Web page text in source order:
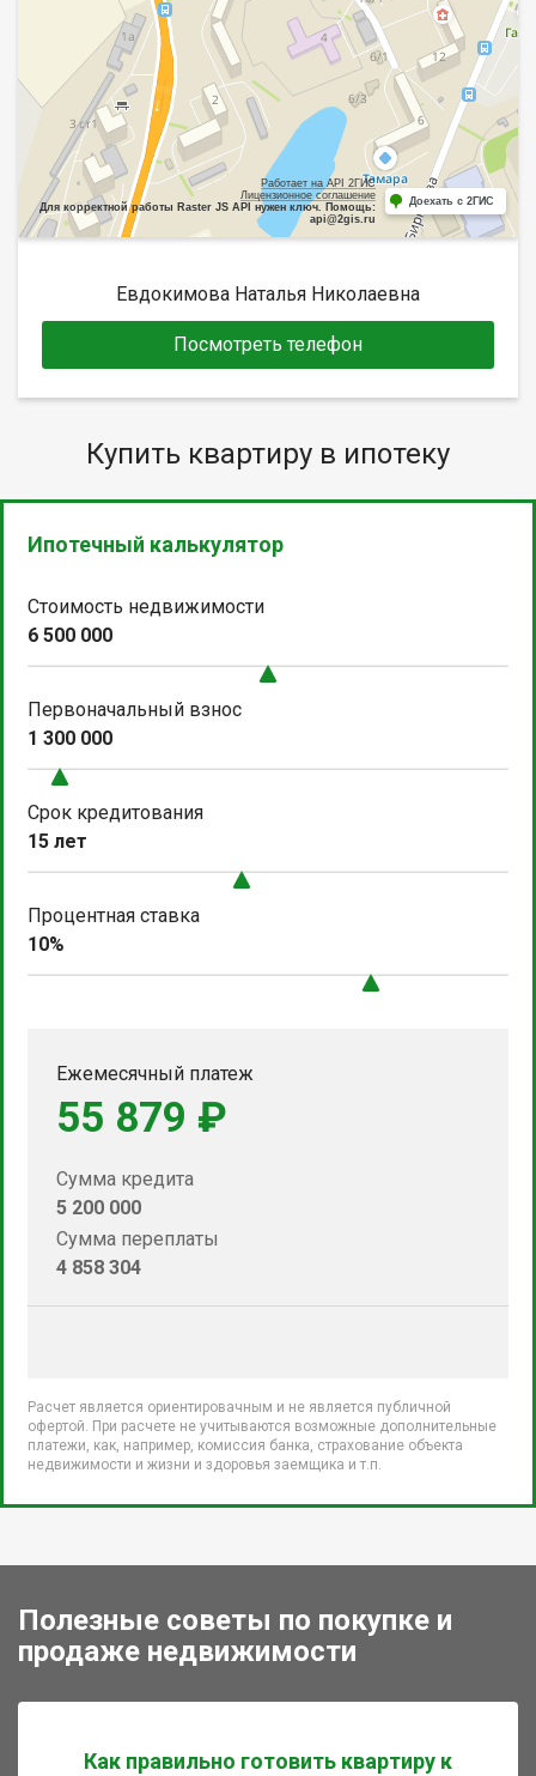
Работает на API 2ГИС
Лицензионное соглашение
Для корректной работы Raster JS API нужен ключ. Помощь:
api@2gis.ru
Доехать с 2ГИС
Евдокимова Наталья Николаевна
Посмотреть телефон
Купить квартиру в ипотеку
Ипотечный калькулятор
Стоимость недвижимости
6 500 000
Первоначальный взнос
1 300 000
Срок кредитования
15 лет
Процентная ставка
10%
Ежемесячный платеж
55 879 ₽
Сумма кредита
5 200 000
Сумма переплаты
4 858 304
Расчет является ориентировачным и не является публичной
офертой. При расчете не учитываются возможные дополнительные
платежи, как, например, комиссия банка, страхование объекта
недвижимости и жизни и здоровья заемщика и т.п.
Полезные советы по покупке и
продаже недвижимости
Как правильно готовить квартиру к